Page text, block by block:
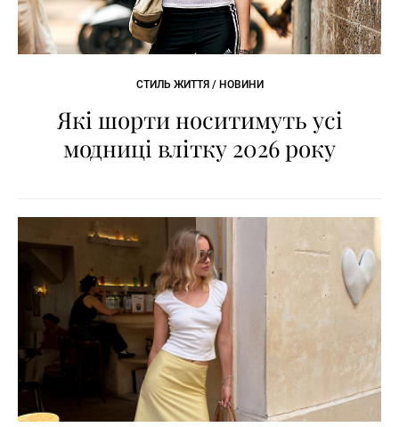
СТИЛЬ ЖИТТЯ / НОВИНИ
Які шорти носитимуть усі
модниці влітку 2026 року